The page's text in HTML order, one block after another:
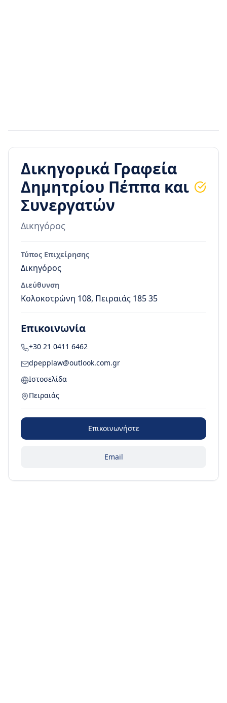
Δικηγορικά Γραφεία
Δημητρίου Πέππα και
Συνεργατών
Δικηγόρος
Τύπος Επιχείρησης
Δικηγόρος
Διεύθυνση
Κολοκοτρώνη 108, Πειραιάς 185 35
Επικοινωνία
+30 21 0411 6462
dpepplaw@outlook.com.gr
Ιστοσελίδα
Πειραιάς
Επικοινωνήστε
Email